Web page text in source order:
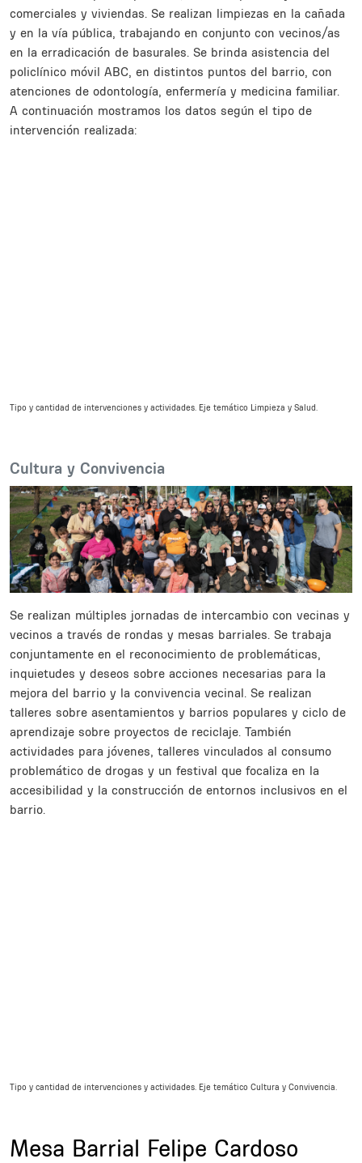
comerciales y viviendas. Se realizan limpiezas en la cañada
y en la vía pública, trabajando en conjunto con vecinos/as
en la erradicación de basurales. Se brinda asistencia del
policlínico móvil ABC, en distintos puntos del barrio, con
atenciones de odontología, enfermería y medicina familiar.
A continuación mostramos los datos según el tipo de
intervención realizada:
Tipo y cantidad de intervenciones y actividades. Eje temático Limpieza y Salud.
Cultura y Convivencia
Se realizan múltiples jornadas de intercambio con vecinas y
vecinos a través de rondas y mesas barriales. Se trabaja
conjuntamente en el reconocimiento de problemáticas,
inquietudes y deseos sobre acciones necesarias para la
mejora del barrio y la convivencia vecinal. Se realizan
talleres sobre asentamientos y barrios populares y ciclo de
aprendizaje sobre proyectos de reciclaje. También
actividades para jóvenes, talleres vinculados al consumo
problemático de drogas y un festival que focaliza en la
accesibilidad y la construcción de entornos inclusivos en el
barrio.
Tipo y cantidad de intervenciones y actividades. Eje temático Cultura y Convivencia.
Mesa Barrial Felipe Cardoso